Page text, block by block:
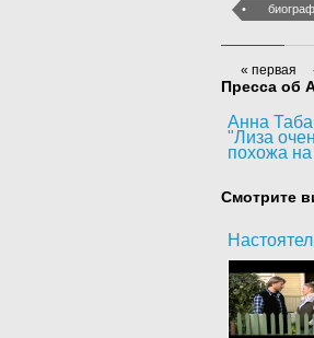
« первая
Пресса об
Анна
"Лиза
похожа
Смотрите